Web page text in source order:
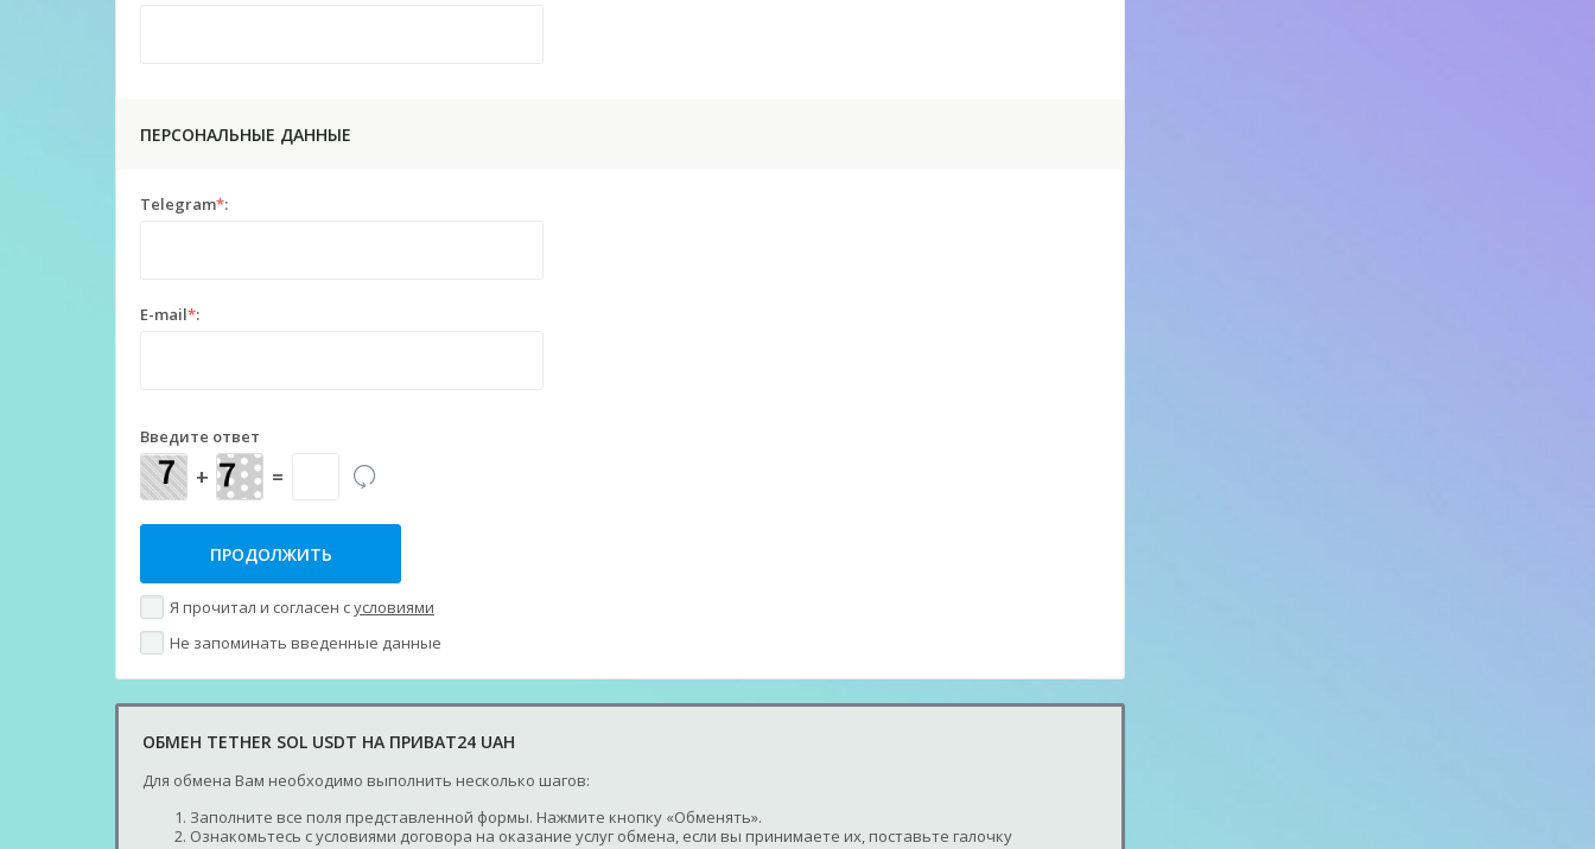
ПЕРСОНАЛЬНЫЕ ДАННЫЕ
Telegram*:
E-mail*:
Введите ответ
+ =
Я прочитал и согласен сусловиями
Не запоминать введенные данные
ОБМЕН TETHER SOL USDT НА ПРИВАТ24 UAH
Для обмена Вам необходимо выполнить несколько шагов:
Заполните все поля представленной формы. Нажмите кнопку «Обменять».
Ознакомьтесь с условиями договора на оказание услуг обмена, если вы принимаете их, поставьте галочку